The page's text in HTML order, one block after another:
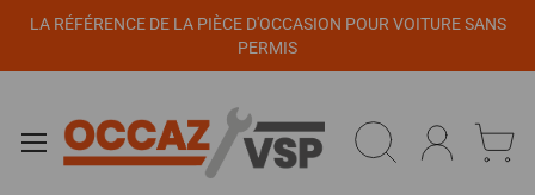
LA RÉFÉRENCE DE LA PIÈCE D'OCCASION POUR VOITURE SANS
PERMIS
Panneau de gestion des cookies